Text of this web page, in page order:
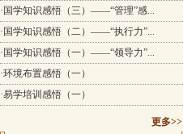
·国学知识感悟（三）——“管理”感...
·国学知识感悟（二）——“执行力”...
·国学知识感悟（一）——“领导力”...
·环境布置感悟（一）
·易学培训感悟（一）
更多>>